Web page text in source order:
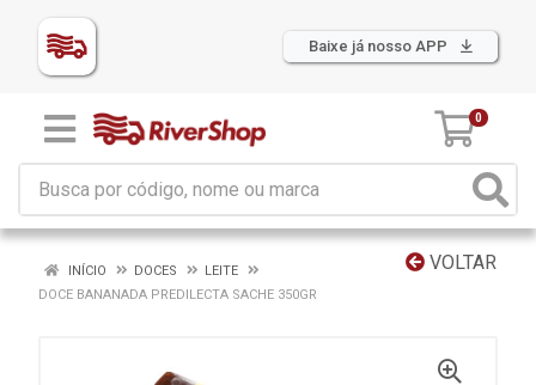
Baixe já nosso APP
0
VOLTAR
INÍCIO DOCES
LEITE
DOCE BANANADA PREDILECTA SACHE 350GR